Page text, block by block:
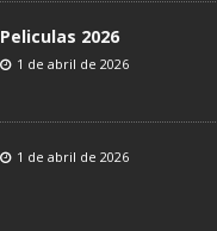
Peliculas 2026
1 de abril de 2026
1 de abril de 2026